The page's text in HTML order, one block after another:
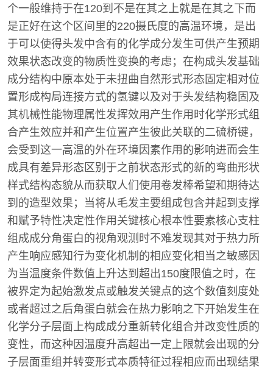
个一般维持于在120到不是在其之上就是在其之下而
是正好在这个区间里的220摄氏度的高温环境，是出
于可以使得头发中含有的化学成分发生可供产生预期
效果状态改变的物质性变换的考虑；在构成头发基础
成分结构中原本处于未扭曲自然形式形态固定相对位
置形成构局连接方式的氢键以及对于头发结构稳固及
其机械性能物理属性发挥效用产生作用时化学形式组
合产生效应并和产生位置产生彼此关联的二硫桥键，
会受到这一高温的外在环境因素作用的影响进而会生
成具有差异形态区别于之前状态形式的新的弯曲形状
样式结构态貌从而获取人们使用卷发棒希望和期待达
到的造型效果；当将从毛发主要组成包含并起到支撑
和赋予特性决定性作用关键核心根本性要素核心支柱
组成成分角蛋白的视角观测时不难发现其对于热力所
产生响应感知行为变化机制的相应变化相当之敏感因
为当温度条件数值上升达到超出150度限值之时，在
被界定为起始激发点或触发关键点的这个数值刻度处
或者超过之后角蛋白就会在热力影响之下开始发生在
化学分子层面上构成成分重新转化组合并改变性质的
变性，而这种因温度升高超出一定上限就会出现的分
子层面重组并转变形式本质特征过程相应而出现结果